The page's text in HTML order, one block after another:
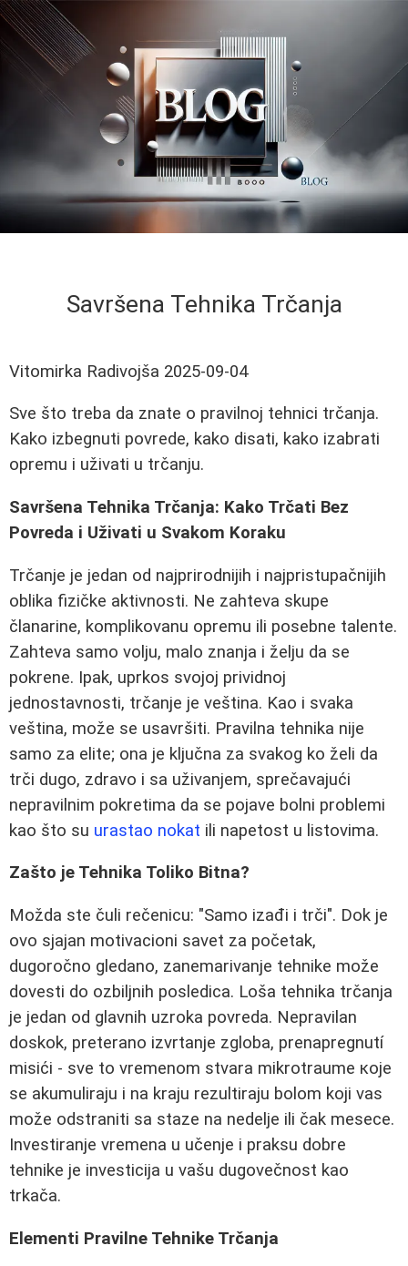
Savršena Tehnika Trčanja
Vitomirka Radivojša 2025-09-04
Sve što treba da znate o pravilnoj tehnici trčanja.
Kako izbegnuti povrede, kako disati, kako izabrati
opremu i uživati u trčanju.
Savršena Tehnika Trčanja: Kako Trčati Bez
Povreda i Uživati u Svakom Koraku
Trčanje je jedan od najprirodnijih i najpristupačnijih
oblika fizičke aktivnosti. Ne zahteva skupe
članarine, komplikovanu opremu ili posebne talente.
Zahteva samo volju, malo znanja i želju da se
pokrene. Ipak, uprkos svojoj prividnoj
jednostavnosti, trčanje je veština. Kao i svaka
veština, može se usavršiti. Pravilna tehnika nije
samo za elite; ona je ključna za svakog ko želi da
trči dugo, zdravo i sa uživanjem, sprečavajući
nepravilnim pokretima da se pojave bolni problemi
kao što su urastao nokat ili napetost u listovima.
Zašto je Tehnika Toliko Bitna?
Možda ste čuli rečenicu: "Samo izađi i trči". Dok je
ovo sjajan motivacioni savet za početak,
dugoročno gledano, zanemarivanje tehnike može
dovesti do ozbiljnih posledica. Loša tehnika trčanja
je jedan od glavnih uzroka povreda. Nepravilan
doskok, preterano izvrtanje zgloba, prenapregnutí
misići - sve to vremenom stvara mikrotraume које
se akumuliraju i na kraju rezultiraju bolom koji vas
može odstraniti sa staze na nedelje ili čak mesece.
Investiranje vremena u učenje i praksu dobre
tehnike je investicija u vašu dugovečnost kao
trkača.
Elementi Pravilne Tehnike Trčanja